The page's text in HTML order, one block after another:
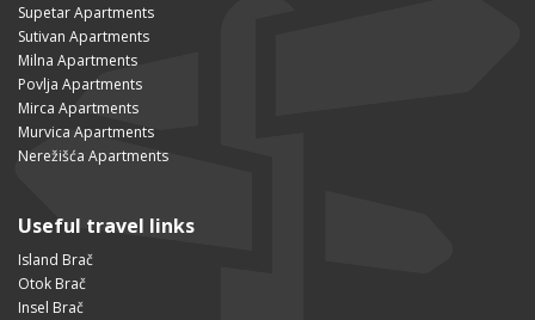
Supetar Apartments
Sutivan Apartments
Milna Apartments
Povlja Apartments
Mirca Apartments
Murvica Apartments
Nerežišća Apartments
Useful travel links
Island Brač
Otok Brač
Insel Brač